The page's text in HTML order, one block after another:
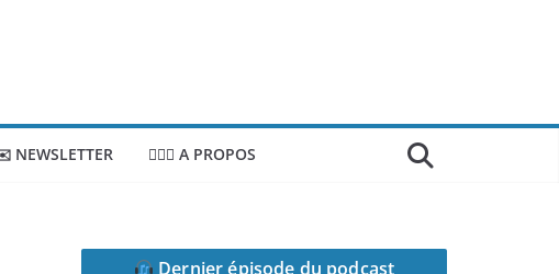
NEWSLETTER 🙎🏻‍♂️ A PROPOS
Dernier épisode du podcast